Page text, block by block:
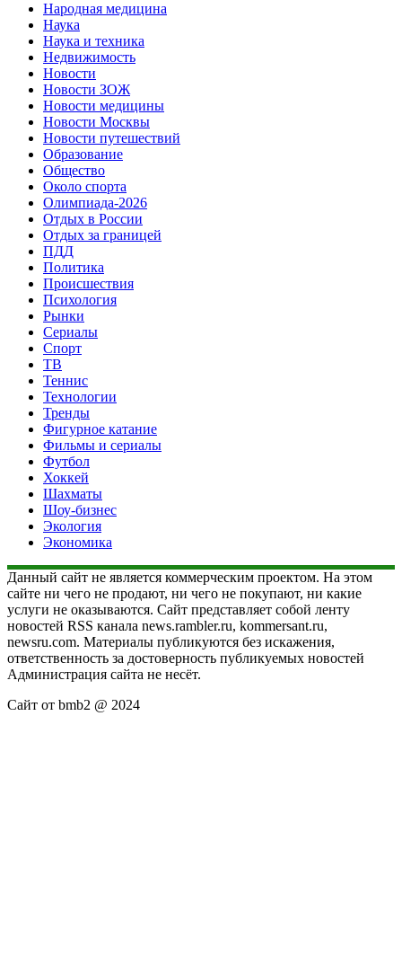
Народная медицина
Наука
Наука и техника
Недвижимость
Новости
Новости ЗОЖ
Новости медицины
Новости Москвы
Новости путешествий
Образование
Общество
Около спорта
Олимпиада-2026
Отдых в России
Отдых за границей
ПДД
Политика
Происшествия
Психология
Рынки
Сериалы
Спорт
ТВ
Теннис
Технологии
Тренды
Фигурное катание
Фильмы и сериалы
Футбол
Хоккей
Шахматы
Шоу-бизнес
Экология
Экономика
Данный сайт не является коммерческим проектом. На этом
сайте ни чего не продают, ни чего не покупают, ни какие
услуги не оказываются. Сайт представляет собой ленту
новостей RSS канала news.rambler.ru, kommersant.ru,
newsru.com. Материалы публикуются без искажения,
ответственность за достоверность публикуемых новостей
Администрация сайта не несёт.
Сайт от bmb2 @ 2024